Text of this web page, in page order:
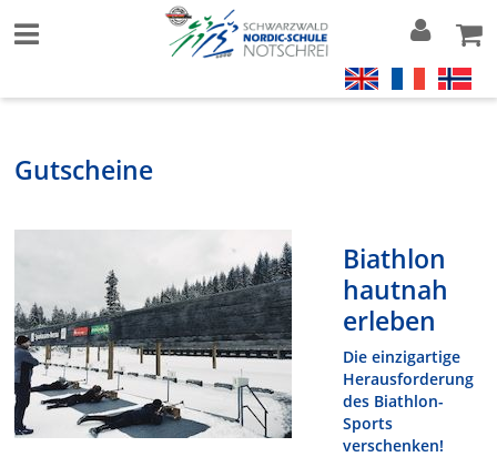
Gutscheine
Biathlon
hautnah
erleben
Die einzigartige
Herausforderung
des Biathlon-
Sports
verschenken!